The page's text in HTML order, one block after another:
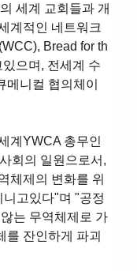
세계 교회들과 개
계적인 네트워크
Bread for th
으며, 전세계 수
니컬 협의체이
계YWCA 총무인
회의 일원으로서,
체제의 변화를 위
고있다"며 "공정
는 무역체제로 가
를 잔인하게 파괴